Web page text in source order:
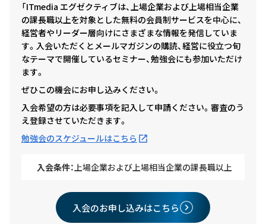
「ITmedia エグゼクティブは、上場企業および上場相当企業
の課長職以上を対象とした無料の会員制サービスを中心に、
経営者やリーダー層向けにさまざまな情報を発信していま
す。入会いただくとメールマガジンの購読、経営に役立つ旬
なテーマで開催しているセミナー、勉強会にも参加いただけ
ます。
ぜひこの機会にお申し込みください。
入会希望の方は必要事項を記入して申請ください。審査のう
え登録させていただきます。
勉強会のスケジュールはこちら
入会条件：上場企業および上場相当企業の課長職以上
入会のお申し込みはこちら